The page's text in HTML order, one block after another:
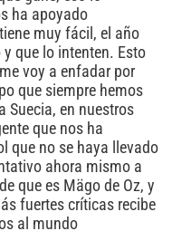
ha apoyado
muy fácil, el año
que lo intenten. Esto
voy a enfadar por
que siempre hemos
Suecia, en nuestros
que nos ha
que no se haya llevado
ahora mismo a
que es Mägo de Oz, y
fuertes críticas recibe
al mundo